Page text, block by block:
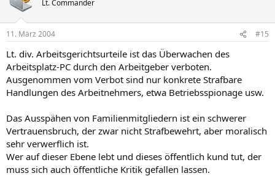
Lt. Commander
11. März 2004 #15
Lt. div. Arbeitsgerichtsurteile ist das Überwachen des
Arbeitsplatz-PC durch den Arbeitgeber verboten.
Ausgenommen vom Verbot sind nur konkrete Strafbare
Handlungen des Arbeitnehmers, etwa Betriebsspionage usw.
Das Ausspähen von Familienmitgliedern ist ein schwerer
Vertrauensbruch, der zwar nicht Strafbewehrt, aber moralisch
sehr verwerflich ist.
Wer auf dieser Ebene lebt und dieses öffentlich kund tut, der
muss sich auch öffentliche Kritik gefallen lassen.